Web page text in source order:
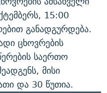
15:00
განადგურდება.
ცხოვრების
საერთო
მისი
და 30 წუთია.